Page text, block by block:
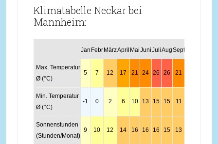
Klimatabelle Neckar bei
Mannheim:
Jan Febr MärzApril MaiJuniJuliAugSept
Max. Temperatur
Ø (°C)
5 7 12 17 21 24 26 26 21
Min. Temperatur
Ø (°C)
-1 0 2 6 10 13 15 15 11
Sonnenstunden
(Stunden/Monat)
9 10 12 14 16 16 16 15 13